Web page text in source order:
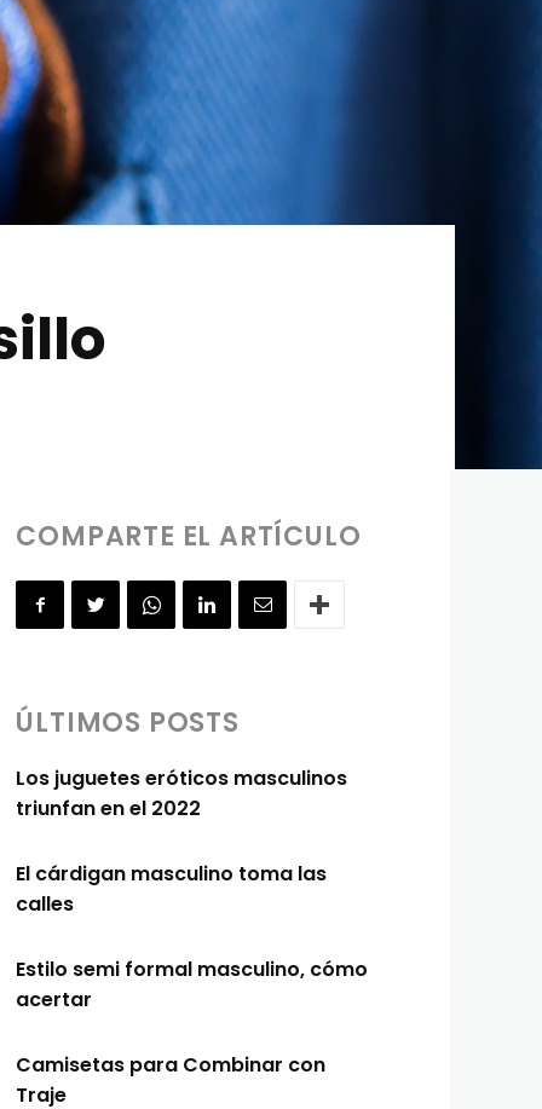
COMPARTE EL ARTÍCULO
ÚLTIMOS POSTS
Los juguetes eróticos masculinos
triunfan en el 2022
El cárdigan masculino toma las
calles
Estilo semi formal masculino, cómo
acertar
Camisetas para Combinar con
Traje